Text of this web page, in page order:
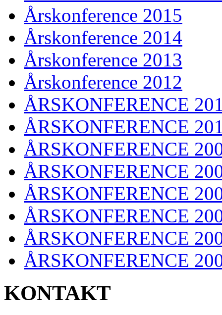
Årskonference 2015
Årskonference 2014
Årskonference 2013
Årskonference 2012
ÅRSKONFERENCE
ÅRSKONFERENCE
ÅRSKONFERENCE
ÅRSKONFERENCE
ÅRSKONFERENCE
ÅRSKONFERENCE
ÅRSKONFERENCE
ÅRSKONFERENCE
KONTAKT